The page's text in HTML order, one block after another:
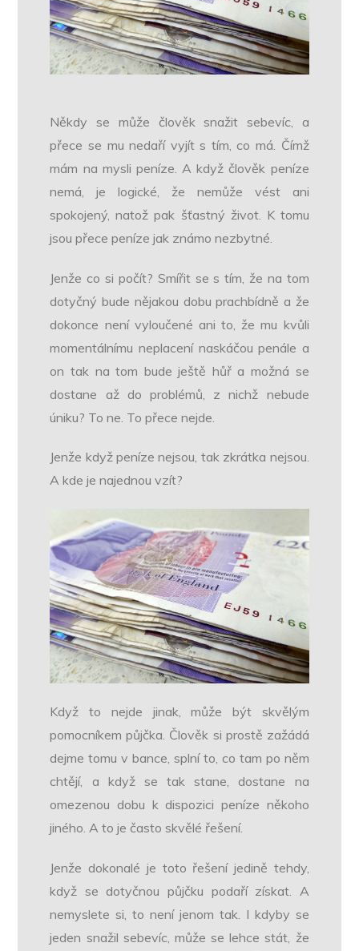
Někdy se může člověk snažit sebevíc, a
přece se mu nedaří vyjít s tím, co má. Čímž
mám na mysli peníze. A když člověk peníze
nemá, je logické, že nemůže vést ani
spokojený, natož pak šťastný život. K tomu
jsou přece peníze jak známo nezbytné.
Jenže co si počít? Smířit se s tím, že na tom
dotyčný bude nějakou dobu prachbídně a že
dokonce není vyloučené ani to, že mu kvůli
momentálnímu neplacení naskáčou penále a
on tak na tom bude ještě hůř a možná se
dostane až do problémů, z nichž nebude
úniku? To ne. To přece nejde.
Jenže když peníze nejsou, tak zkrátka nejsou.
A kde je najednou vzít?
Když to nejde jinak, může být skvělým
pomocníkem půjčka. Člověk si prostě zažádá
dejme tomu v bance, splní to, co tam po něm
chtějí, a když se tak stane, dostane na
omezenou dobu k dispozici peníze někoho
jiného. A to je často skvělé řešení.
Jenže dokonalé je toto řešení jedině tehdy,
když se dotyčnou půjčku podaří získat. A
nemyslete si, to není jenom tak. I kdyby se
jeden snažil sebevíc, může se lehce stát, že